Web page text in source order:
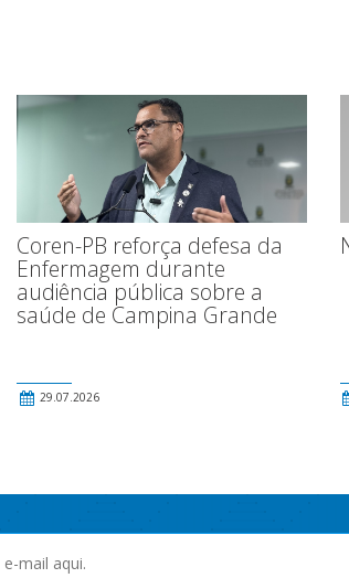
Coren-PB reforça defesa da
Enfermagem durante
audiência pública sobre a
saúde de Campina Grande
29.07.2026